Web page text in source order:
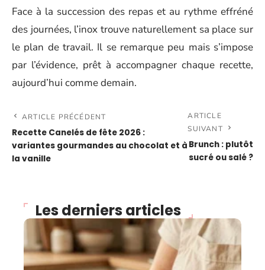
Face à la succession des repas et au rythme effréné
des journées, l’inox trouve naturellement sa place sur
le plan de travail. Il se remarque peu mais s’impose
par l’évidence, prêt à accompagner chaque recette,
aujourd’hui comme demain.
ARTICLE PRÉCÉDENT
Recette Canelés de fête 2026 :
variantes gourmandes au chocolat et à
la vanille
ARTICLE
SUIVANT
Brunch : plutôt
sucré ou salé ?
Les derniers articles